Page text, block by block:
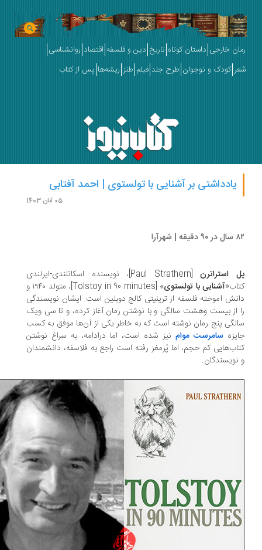
خارجی داستان کوتاه تاریخ دین و فلسفه اقتصاد روانشناسی
کودک و نوجوان طرح جلد فیلم طنز ریشه‌ها پس از کتاب
یادداشتی بر آشنایی با تولستوی | احمد آفتابی
استراترن
[Paul Strathern]، نویسنده اسکاتلندی-ایرلندی
آشنایی با تولستوی
» [Tolstoy in 90 minutes]، متولد ۱۹۴۰ و
آموخته فلسفه از ترینیتی کالج دوبلین است. ایشان نویسندگی
از بیست وهشت سالگی و با نوشتن رمان آغاز کرده، و تا سی ویک
پنج رمان نوشته است که به خاطر یکی از آن‌ها موفق به کسب
سامرست موامنیز شده است، اما درادامه، به سراغ نوشتن
کم حجم، اما پُرمغز رفته است راجع به فلاسفه، دانشمندان